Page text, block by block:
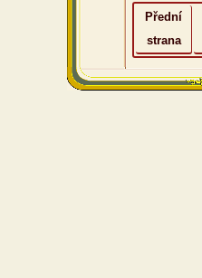
Přední
strana